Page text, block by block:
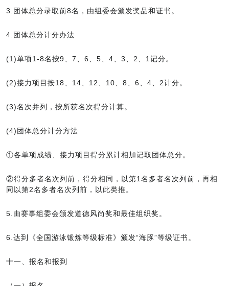
3.团体总分录取前8名，由组委会颁发奖品和证书。
4.团体总分计分办法
(1)单项1-8名按9、7、6、5、4、3、2、1记分。
(2)接力项目按18、14、12、10、8、6、4、2计分。
(3)名次并列，按所获名次得分计算。
(4)团体总分计分方法
①各单项成绩、接力项目得分累计相加记取团体总分。
②得分多者名次列前，得分相同，以第1名多者名次列前，再相
同以第2名多者名次列前，以此类推。
5.由赛事组委会颁发道德风尚奖和最佳组织奖。
6.达到《全国游泳锻炼等级标准》颁发“海豚”等级证书。
十一、报名和报到